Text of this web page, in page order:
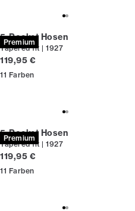
Premium
5-Pocket Hosen
Tapered fit | 1927
Preis
119,95 €
11 Farben
Premium
5-Pocket Hosen
Tapered fit | 1927
Preis
119,95 €
11 Farben